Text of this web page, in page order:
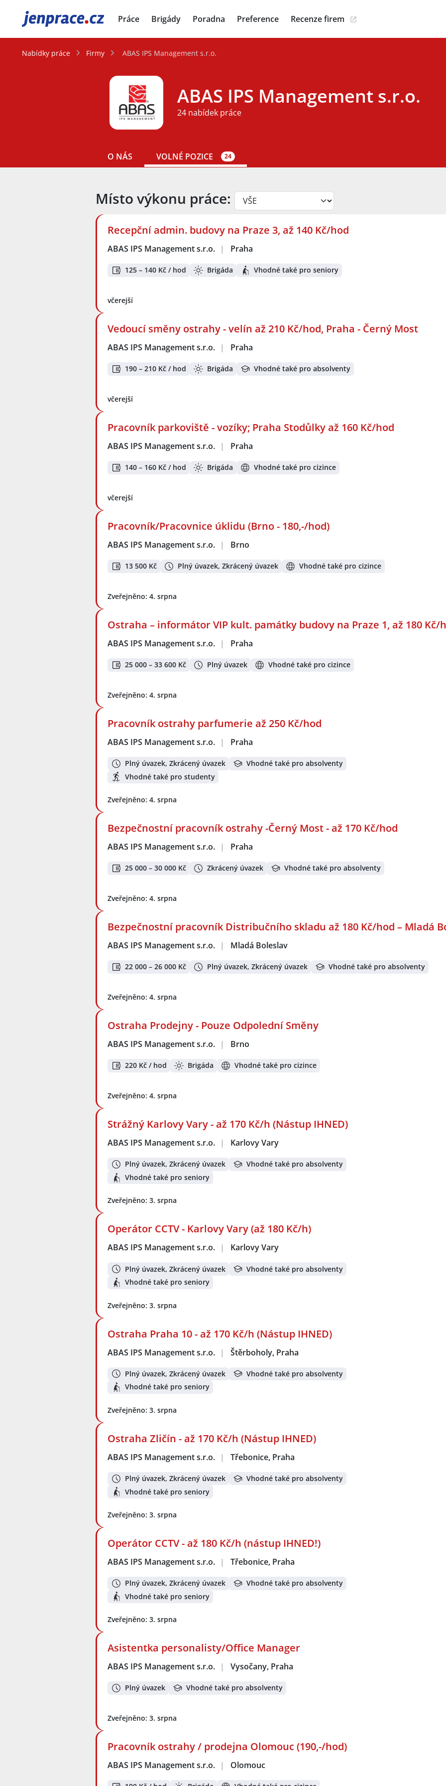
JenPráce.cz Práce Brigády Poradna Preference Recenze firem
Nabídky práce Firmy ABAS IPS Management s.r.o.
ABAS IPS Management s.r.o.
24 nabídek práce
O NÁS VOLNÉ POZICE 24
Místo výkonu práce:
Recepční admin. budovy na Praze 3, až 140 Kč/hod
ABAS IPS Management s.r.o. | Praha
125 – 140 Kč / hod Brigáda Vhodné také pro seniory
včerejší
Vedoucí směny ostrahy - velín až 210 Kč/hod, Praha - Černý Most
ABAS IPS Management s.r.o. | Praha
190 – 210 Kč / hod Brigáda Vhodné také pro absolventy
včerejší
Pracovník parkoviště - vozíky; Praha Stodůlky až 160 Kč/hod
ABAS IPS Management s.r.o. | Praha
140 – 160 Kč / hod Brigáda Vhodné také pro cizince
včerejší
Pracovník/Pracovnice úklidu (Brno - 180,-/hod)
ABAS IPS Management s.r.o. | Brno
13 500 Kč Plný úvazek, Zkrácený úvazek Vhodné také pro cizince
Zveřejněno: 4. srpna
Ostraha – informátor VIP kult. památky budovy na Praze 1, až 180 Kč/
ABAS IPS Management s.r.o. | Praha
25 000 – 33 600 Kč Plný úvazek Vhodné také pro cizince
Zveřejněno: 4. srpna
Pracovník ostrahy parfumerie až 250 Kč/hod
ABAS IPS Management s.r.o. | Praha
Plný úvazek, Zkrácený úvazek
Vhodné také pro absolventy
Vhodné také pro studenty
Zveřejněno: 4. srpna
Bezpečnostní pracovník ostrahy -Černý Most - až 170 Kč/hod
ABAS IPS Management s.r.o. | Praha
25 000 – 30 000 Kč Zkrácený úvazek Vhodné také pro absolventy
Zveřejněno: 4. srpna
Bezpečnostní pracovník Distribučního skladu až 180 Kč/hod – Mladá
ABAS IPS Management s.r.o. | Mladá Boleslav
22 000 – 26 000 Kč Plný úvazek, Zkrácený úvazek Vhodné také pro absolventy
Zveřejněno: 4. srpna
Ostraha Prodejny - Pouze Odpolední Směny
ABAS IPS Management s.r.o. | Brno
220 Kč / hod Brigáda Vhodné také pro cizince
Zveřejněno: 4. srpna
Strážný Karlovy Vary - až 170 Kč/h (Nástup IHNED)
ABAS IPS Management s.r.o. | Karlovy Vary
Plný úvazek, Zkrácený úvazek
Vhodné také pro absolventy
Vhodné také pro seniory
Zveřejněno: 3. srpna
Operátor CCTV - Karlovy Vary (až 180 Kč/h)
ABAS IPS Management s.r.o. | Karlovy Vary
Plný úvazek, Zkrácený úvazek
Vhodné také pro absolventy
Vhodné také pro seniory
Zveřejněno: 3. srpna
Ostraha Praha 10 - až 170 Kč/h (Nástup IHNED)
ABAS IPS Management s.r.o. | Štěrboholy, Praha
Plný úvazek, Zkrácený úvazek
Vhodné také pro absolventy
Vhodné také pro seniory
Zveřejněno: 3. srpna
Ostraha Zličín - až 170 Kč/h (Nástup IHNED)
ABAS IPS Management s.r.o. | Třebonice, Praha
Plný úvazek, Zkrácený úvazek
Vhodné také pro absolventy
Vhodné také pro seniory
Zveřejněno: 3. srpna
Operátor CCTV - až 180 Kč/h (nástup IHNED!)
ABAS IPS Management s.r.o. | Třebonice, Praha
Plný úvazek, Zkrácený úvazek
Vhodné také pro absolventy
Vhodné také pro seniory
Zveřejněno: 3. srpna
Asistentka personalisty/Office Manager
ABAS IPS Management s.r.o. | Vysočany, Praha
Plný úvazek Vhodné také pro absolventy
Zveřejněno: 3. srpna
Pracovník ostrahy / prodejna Olomouc (190,-/hod)
ABAS IPS Management s.r.o. | Olomouc